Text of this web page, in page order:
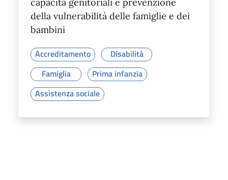
capacità genitoriali e prevenzione
della vulnerabilità delle famiglie e dei
bambini
Accreditamento
Disabilità
Famiglia
Prima infanzia
Assistenza sociale